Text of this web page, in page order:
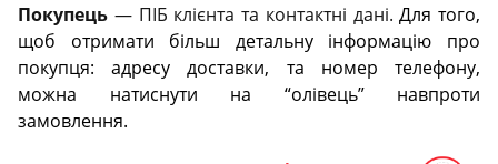
Покупець — ПІБ клієнта та контактні дані. Для того,
щоб отримати більш детальну інформацію про
покупця: адресу доставки, та номер телефону,
можна натиснути на “олівець” навпроти
замовлення.